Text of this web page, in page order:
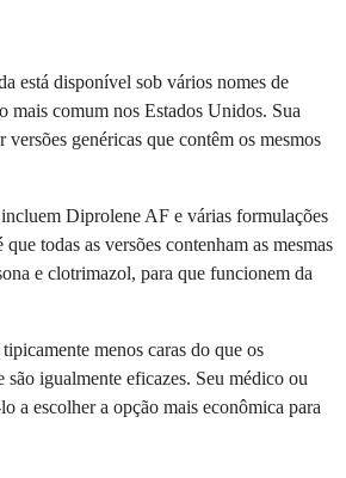
está disponível sob vários nomes de
mais comum nos Estados Unidos. Sua
versões genéricas que contêm os mesmos
Diprolene AF e várias formulações
todas as versões contenham as mesmas
e clotrimazol, para que funcionem da
menos caras do que os
são igualmente eficazes. Seu médico ou
a escolher a opção mais econômica para